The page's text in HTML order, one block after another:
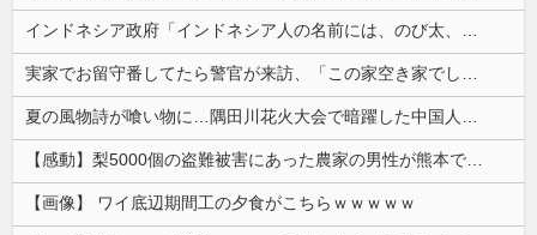
インドネシア政府「インドネシア人の名前には、のび太、ドラえもん、スネ夫、ナルト、しんちゃんなどあります」
実家でお留守番してたら警官が来訪、「この家空き家でしたよね？」と問いかけてくるが実際は30年ほど住んでおり……
夏の風物詩が喰い物に…隅田川花火大会で暗躍した中国人「場所取り転売ヤー」の高笑い
【感動】梨5000個の盗難被害にあった農家の男性が熊本で炊き出しや支援物資、現地で目にした“助け合いの輪”
【画像】 ワイ底辺期間工の夕食がこちらｗｗｗｗｗ